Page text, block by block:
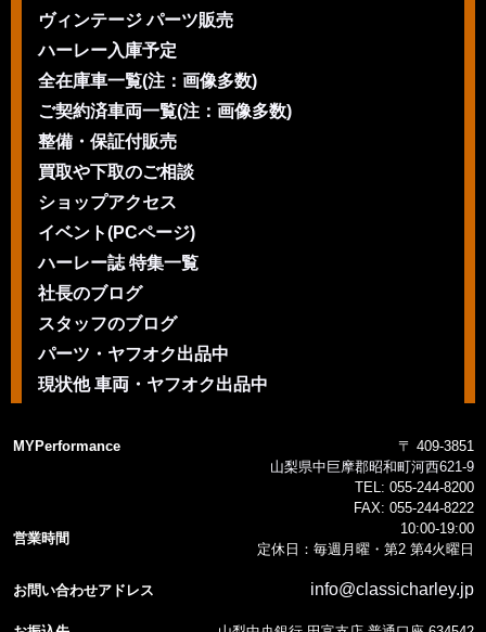
ヴィンテージ パーツ販売
ハーレー入庫予定
全在庫車一覧(注：画像多数)
ご契約済車両一覧(注：画像多数)
整備・保証付販売
買取や下取のご相談
ショップアクセス
イベント(PCページ)
ハーレー誌 特集一覧
社長のブログ
スタッフのブログ
パーツ・ヤフオク出品中
現状他 車両・ヤフオク出品中
MYPerformance
〒 409-3851
山梨県中巨摩郡昭和町河西621-9
TEL: 055-244-8200
FAX: 055-244-8222
営業時間
10:00-19:00
定休日：毎週月曜・第2 第4火曜日
お問い合わせアドレス info@classicharley.jp